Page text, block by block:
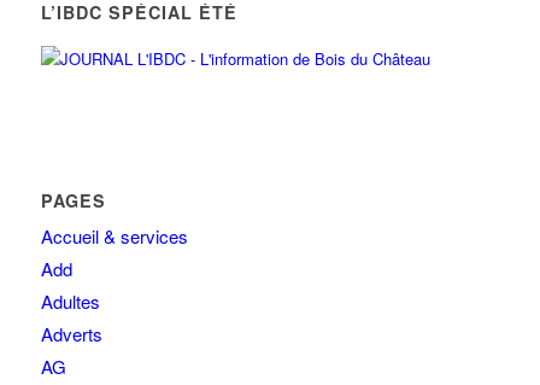
L’IBDC SPÉCIAL ÉTÉ
PAGES
Accueil & services
Add
Adultes
Adverts
AG